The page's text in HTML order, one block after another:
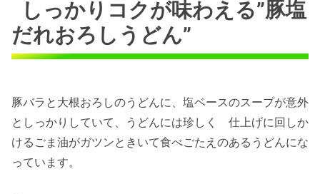
しっかりコクが味わえる”豚塩
だれおろしうどん”
豚バラと大根おろしのうどんに、塩ベースのスープが意外
としっかりしていて、うどんには珍しく 仕上げに回しか
けるごま油がガツンときいて食べごたえのあるうどんにな
っています。